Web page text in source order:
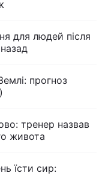
для людей після
прогноз
тренер назвав
живота
їсти сир: